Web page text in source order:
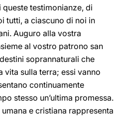
testimonianze, di
tutti, a ciascuno di noi in
Auguro alla vostra
al vostro patrono san
soprannaturali che
vita sulla terra; essi vanno
continuamente
stesso un’ultima promessa.
e cristiana rappresenta